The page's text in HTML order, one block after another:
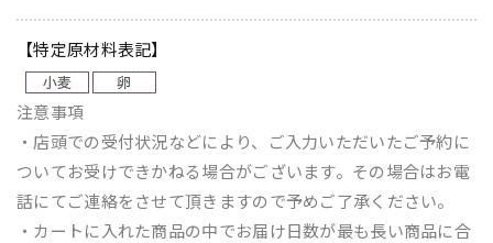
【特定原材料表記】
注意事項
・店頭での受付状況などにより、ご入力いただいたご予約に
ついてお受けできかねる場合がございます。その場合はお電
話にてご連絡をさせて頂きますので予めご了承ください。
・カートに入れた商品の中でお届け日数が最も長い商品に合